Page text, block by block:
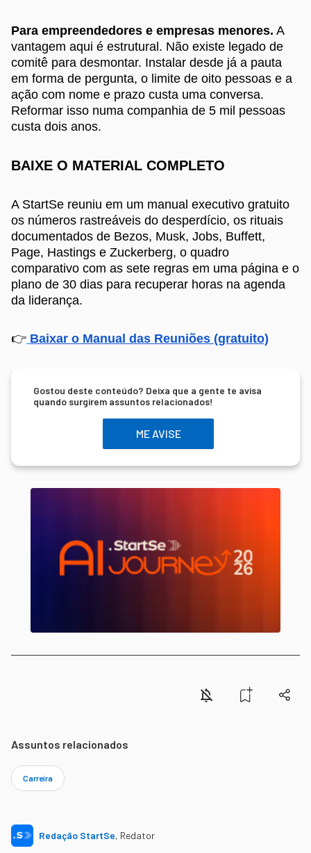
Para empreendedores e empresas menores. A
vantagem aqui é estrutural. Não existe legado de
comitê para desmontar. Instalar desde já a pauta
em forma de pergunta, o limite de oito pessoas e a
ação com nome e prazo custa uma conversa.
Reformar isso numa companhia de 5 mil pessoas
custa dois anos.
BAIXE O MATERIAL COMPLETO
A StartSe reuniu em um manual executivo gratuito
os números rastreáveis do desperdício, os rituais
documentados de Bezos, Musk, Jobs, Buffett,
Page, Hastings e Zuckerberg, o quadro
comparativo com as sete regras em uma página e o
plano de 30 dias para recuperar horas na agenda
da liderança.
👉 Baixar o Manual das Reuniões (gratuito)
Gostou deste conteúdo? Deixa que a gente te avisa
quando surgirem assuntos relacionados!
ME AVISE
Assuntos relacionados
Carreira
Redação StartSe, Redator